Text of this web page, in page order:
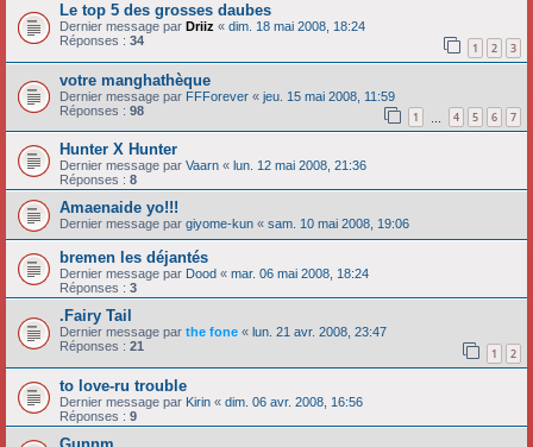
Le top 5 des grosses daubes
Dernier message par Driiz « dim. 18 mai 2008, 18:24
Réponses : 34 1 2 3
votre manghathèque
Dernier message par FFForever « jeu. 15 mai 2008, 11:59
Réponses : 98 1 4 5 6 7
Hunter X Hunter
Dernier message par Vaarn « lun. 12 mai 2008, 21:36
Réponses : 8
Amaenaide yo!!!
Dernier message par giyome-kun « sam. 10 mai 2008, 19:06
bremen les déjantés
Dernier message par Dood « mar. 06 mai 2008, 18:24
Réponses : 3
.Fairy Tail
Dernier message par the fone « lun. 21 avr. 2008, 23:47
Réponses : 21 1 2
to love-ru trouble
Dernier message par Kirin « dim. 06 avr. 2008, 16:56
Réponses : 9